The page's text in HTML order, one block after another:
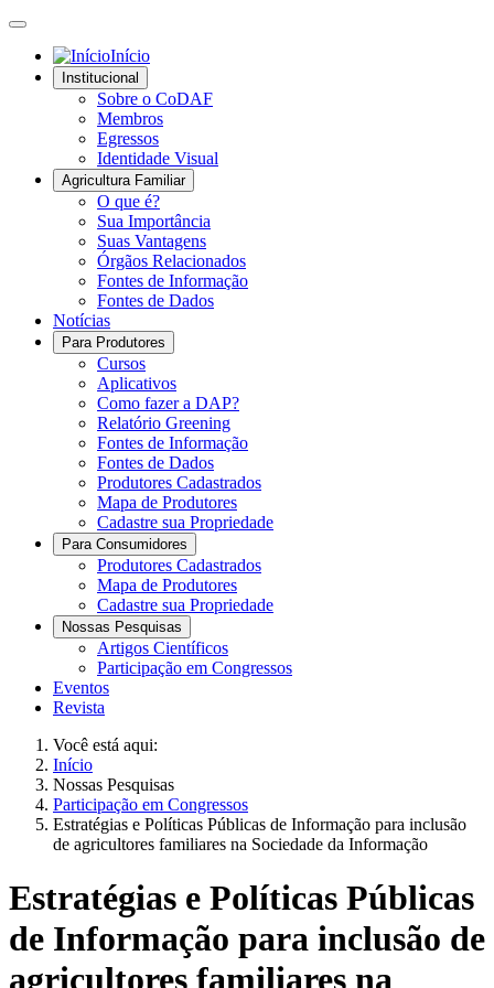
Início
Institucional
Sobre o CoDAF
Membros
Egressos
Identidade Visual
Agricultura Familiar
O que é?
Sua Importância
Suas Vantagens
Órgãos Relacionados
Fontes de Informação
Fontes de Dados
Notícias
Para Produtores
Cursos
Aplicativos
Como fazer a DAP?
Relatório Greening
Fontes de Informação
Fontes de Dados
Produtores Cadastrados
Mapa de Produtores
Cadastre sua Propriedade
Para Consumidores
Produtores Cadastrados
Mapa de Produtores
Cadastre sua Propriedade
Nossas Pesquisas
Artigos Científicos
Participação em Congressos
Eventos
Revista
Você está aqui:
Início
Nossas Pesquisas
Participação em Congressos
Estratégias e Políticas Públicas de Informação para inclusão
de agricultores familiares na Sociedade da Informação
Estratégias e Políticas Públicas
de Informação para inclusão de
agricultores familiares na